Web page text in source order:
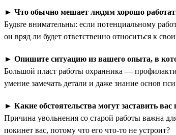
► Что обычно мешает людям хорошо
Будьте внимательны: если потенциальному
он вряд ли будет ответственно относиться к
► Опишите ситуацию из вашего опыта, в
Большой пласт работы охранника —
умение замечать детали и даже знание основ
► Какие обстоятельства могут заставить
Причина увольнения со старой работы важна
покинет вас, потому что его что-то не устроит?